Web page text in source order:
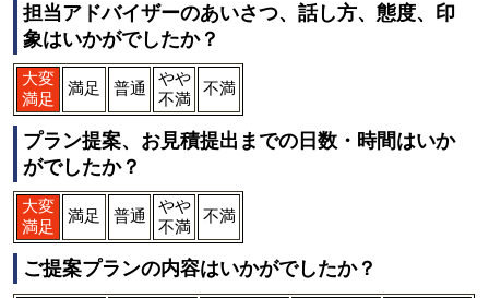
担当アドバイザーのあいさつ、話し方、態度、印
象はいかがでしたか？
大変
満足
満足 普通
やや
不満
不満
プラン提案、お見積提出までの日数・時間はいか
がでしたか？
大変
満足
満足 普通
やや
不満
不満
ご提案プランの内容はいかがでしたか？